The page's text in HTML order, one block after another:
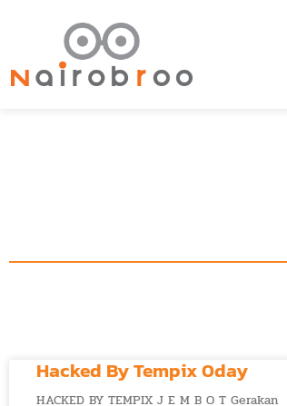
Hacked By Tempix 0day
HACKED BY TEMPIX J E M B O T Gerakan